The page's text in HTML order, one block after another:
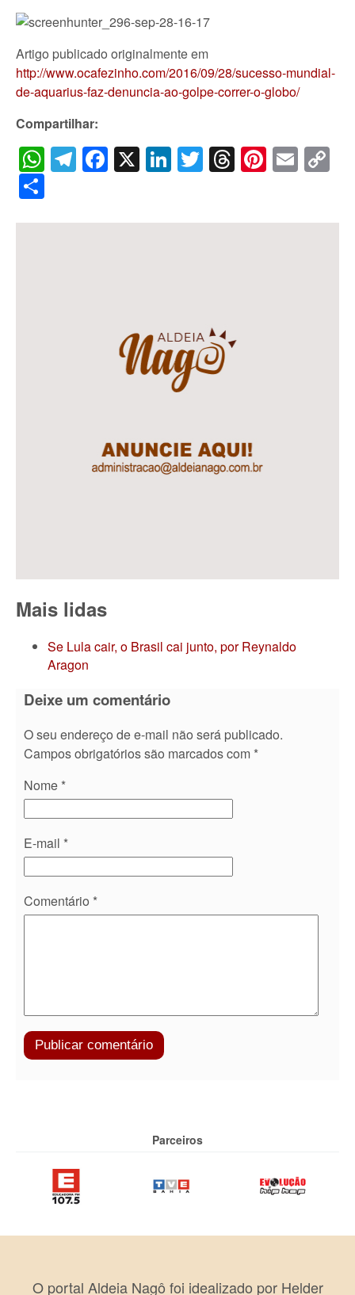
Artigo publicado originalmente em
http://www.ocafezinho.com/2016/09/28/sucesso-mundial-
de-aquarius-faz-denuncia-ao-golpe-correr-o-globo/
Compartilhar:
WhatsApp
Telegram
Facebook
X LinkedIn
Twitter
Threads
Mais lidas
Se Lula cair, o Brasil cai junto, por Reynaldo
Aragon
Deixe um comentário
O seu endereço de e-mail não será publicado.
Campos obrigatórios são marcados com *
Nome *
E-mail *
Comentário *
Parceiros
O portal Aldeia Nagô foi idealizado por Helder